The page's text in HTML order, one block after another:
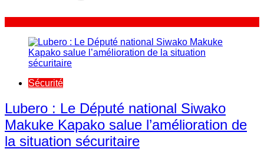
Sécurité
Lubero : Le Député national Siwako
Makuke Kapako salue l’amélioration de
la situation sécuritaire